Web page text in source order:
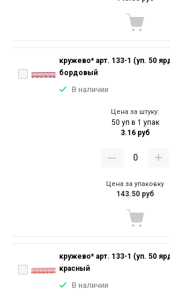
кружево* арт. 133-1 (уп. 50
бордовый
В наличии
Цена за штуку:
50 уп в 1 упак
3.16 руб
Цена за упаковку
143.50 руб
кружево* арт. 133-1 (уп. 50
красный
В наличии